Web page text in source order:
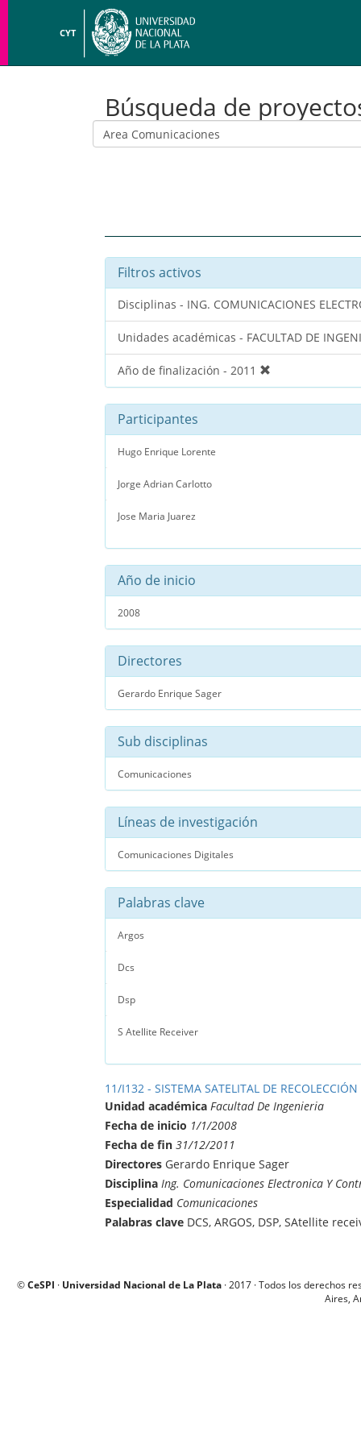
CYT
Búsqueda de
Filtros activos
Disciplinas - ING. COMUNICACIONES
Unidades académicas - FACULTAD DE
Año de finalización - 2011
Participantes
Hugo Enrique Lorente
Jorge Adrian Carlotto
Jose Maria Juarez
Año de inicio
2008
Directores
Gerardo Enrique Sager
Sub disciplinas
Comunicaciones
Líneas de investigación
Comunicaciones Digitales
Palabras clave
Argos
Dcs
Dsp
S Atellite Receiver
11/I132 - SISTEMA SATELITAL DE
Unidad académica Facultad De Ingenieria
Fecha de inicio 1/1/2008
Fecha de fin 31/12/2011
Directores Gerardo Enrique Sager
Disciplina Ing. Comunicaciones Electronica Y
Especialidad Comunicaciones
Palabras clave DCS, ARGOS, DSP, SAtellite
©CeSPI · Universidad Nacional de La Plata · 2017 · Todos los derechos
Aires,